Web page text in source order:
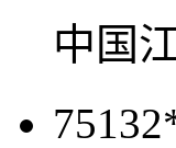
中国